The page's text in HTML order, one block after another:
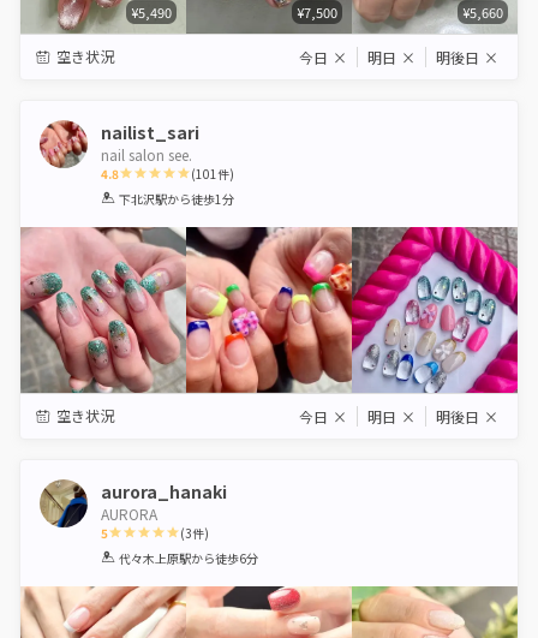
¥5,490 ¥7,500 ¥5,660
空き状況 今日 × 明日 × 明後日 ×
nailist_sari
nail salon see.
4.8
1 2 3 4 5
(101件)
下北沢駅から徒歩1分
空き状況 今日 × 明日 × 明後日 ×
aurora_hanaki
AURORA
5
1 2 3 4 5
(3件)
代々木上原駅から徒歩6分